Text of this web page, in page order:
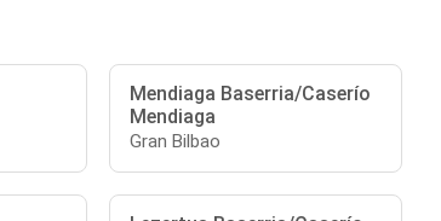
Mendiaga Baserria/Caserío
Mendiaga
Gran Bilbao